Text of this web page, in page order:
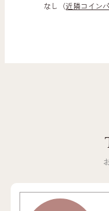
なし（近隣コイン